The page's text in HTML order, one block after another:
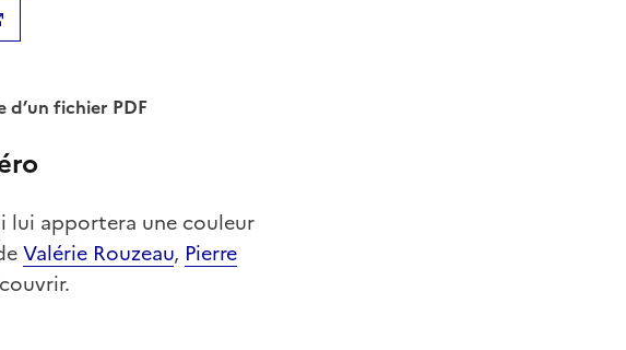
d’un fichier PDF
lui apportera une couleur
Valérie Rouzeau, Pierre